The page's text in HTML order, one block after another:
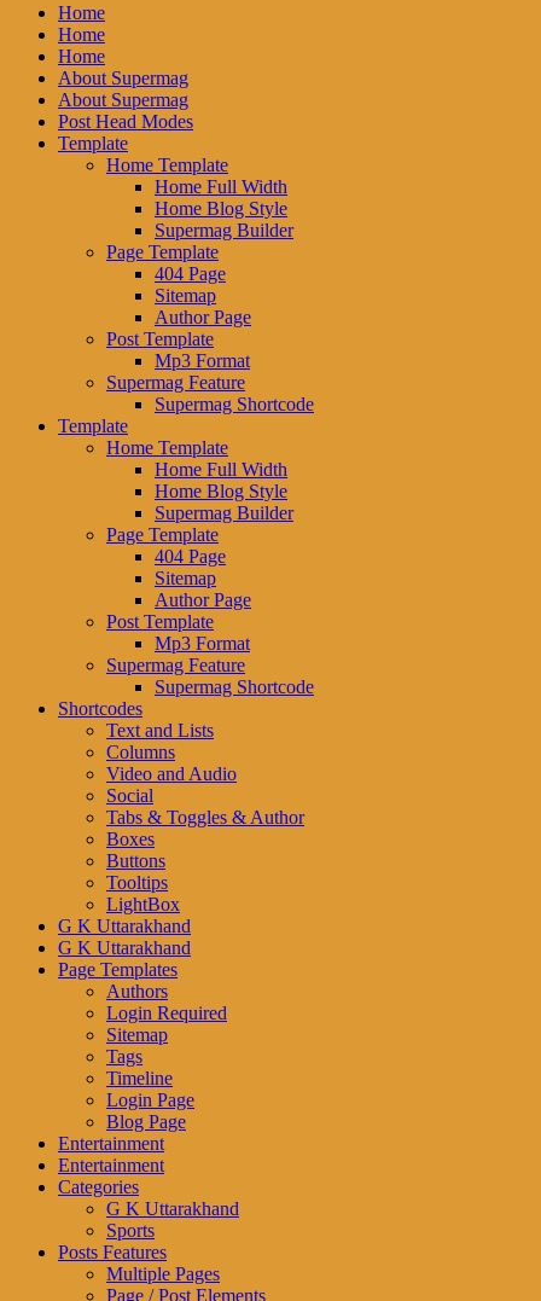
Home
Home
Home
About Supermag
About Supermag
Post Head Modes
Template
Home Template
Home Full Width
Home Blog Style
Supermag Builder
Page Template
404 Page
Sitemap
Author Page
Post Template
Mp3 Format
Supermag Feature
Supermag Shortcode
Template
Home Template
Home Full Width
Home Blog Style
Supermag Builder
Page Template
404 Page
Sitemap
Author Page
Post Template
Mp3 Format
Supermag Feature
Supermag Shortcode
Shortcodes
Text and Lists
Columns
Video and Audio
Social
Tabs & Toggles & Author
Boxes
Buttons
Tooltips
LightBox
G K Uttarakhand
G K Uttarakhand
Page Templates
Authors
Login Required
Sitemap
Tags
Timeline
Login Page
Blog Page
Entertainment
Entertainment
Categories
G K Uttarakhand
Sports
Posts Features
Multiple Pages
Page / Post Elements